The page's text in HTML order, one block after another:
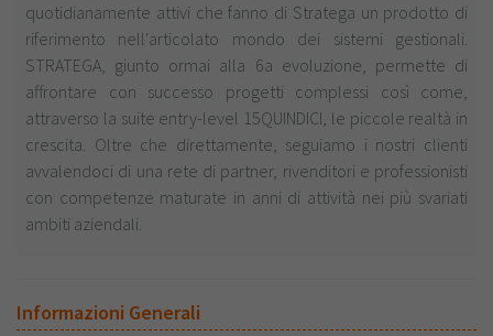
quotidianamente attivi che fanno di Stratega un prodotto di
riferimento nell'articolato mondo dei sistemi gestionali.
STRATEGA, giunto ormai alla 6a evoluzione, permette di
affrontare con successo progetti complessi così come,
attraverso la suite entry-level 15QUINDICI, le piccole realtà in
crescita. Oltre che direttamente, seguiamo i nostri clienti
avvalendoci di una rete di partner, rivenditori e professionisti
con competenze maturate in anni di attività nei più svariati
ambiti aziendali.
Informazioni Generali